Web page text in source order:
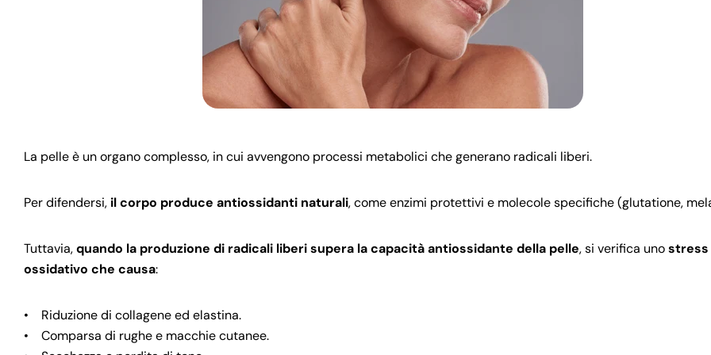
La pelle è un organo complesso, in cui avvengono processi metabolici che generano radicali liberi.
Per difendersi, il corpo produce antiossidanti naturali, come enzimi protettivi e molecole specifiche (glutatione,
Tuttavia,quando la produzione di radicali liberi supera la capacità antiossidante della pelle, si verifica unostress
ossidativo che causa:
• Riduzione di collagene ed elastina.
• Comparsa di rughe e macchie cutanee.